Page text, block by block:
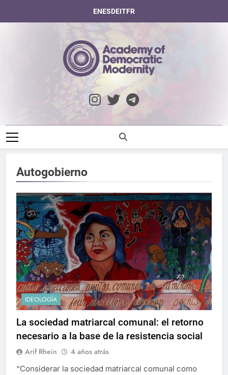
ENESDEITFR
Academy Of
Democratic
Modernity
Autogobierno
IDEOLOGÍA
La sociedad matriarcal comunal: el retorno
necesario a la base de la resistencia social
Arif Rhein 4 años atrás
“Considerar la sociedad matriarcal comunal como